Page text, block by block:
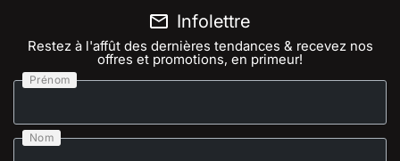
Infolettre
Restez à l'affût des dernières tendances & recevez nos
offres et promotions, en primeur!
Prénom
Nom